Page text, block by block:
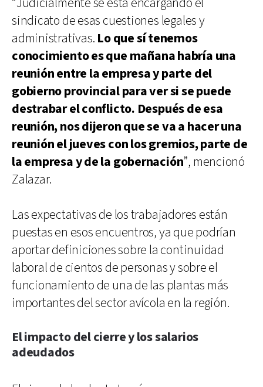
sindicato de esas cuestiones legales y
administrativas. Lo que sí tenemos
conocimiento es que mañana habría una
reunión entre la empresa y parte del
gobierno provincial para ver si se puede
destrabar el conflicto. Después de esa
reunión, nos dijeron que se va a hacer una
reunión el jueves con los gremios, parte de
la empresa y de la gobernación”, mencionó
Zalazar.
Las expectativas de los trabajadores están
puestas en esos encuentros, ya que podrían
aportar definiciones sobre la continuidad
laboral de cientos de personas y sobre el
funcionamiento de una de las plantas más
importantes del sector avícola en la región.
El impacto del cierre y los salarios
adeudados